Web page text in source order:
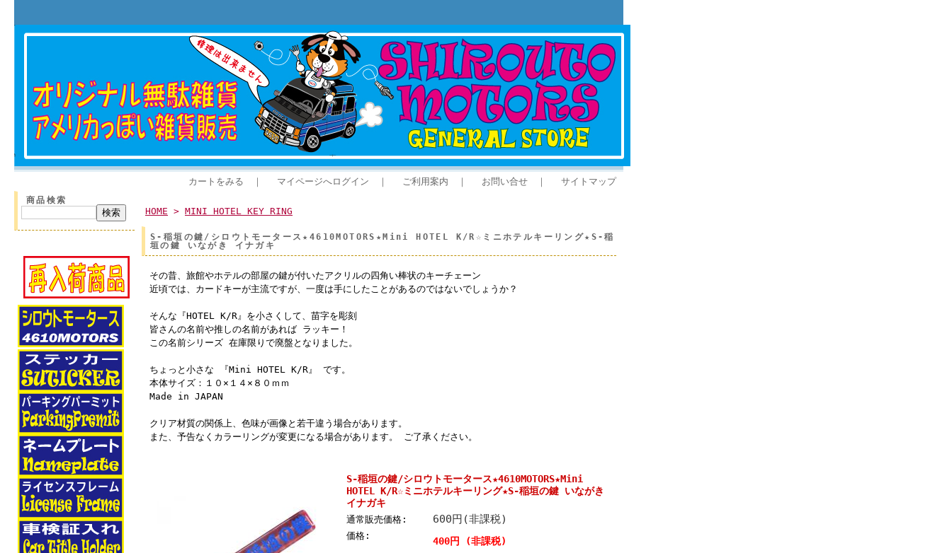
カートをみる ｜ マイページへログイン ｜ ご利用案内 ｜ お問い合せ ｜ サイトマップ
商品検索
HOME > MINI HOTEL KEY RING
S-稲垣の鍵/シロウトモータース★4610MOTORS★Mini HOTEL K/R☆ミニホテルキーリング★S-稲
垣の鍵 いながき イナガキ
その昔、旅館やホテルの部屋の鍵が付いたアクリルの四角い棒状のキーチェーン
近頃では、カードキーが主流ですが、一度は手にしたことがあるのではないでしょうか？
そんな『HOTEL K/R』を小さくして、苗字を彫刻
皆さんの名前や推しの名前があれば ラッキー！
この名前シリーズ 在庫限りで廃盤となりました。
ちょっと小さな 『Mini HOTEL K/R』 です。
本体サイズ：１０×１４×８０ｍｍ
Made in JAPAN
クリア材質の関係上、色味が画像と若干違う場合があります。
また、予告なくカラーリングが変更になる場合があります。 ご了承ください。
S-稲垣の鍵/シロウトモータース★4610MOTORS★Mini
HOTEL K/R☆ミニホテルキーリング★S-稲垣の鍵 いながき
イナガキ
通常販売価格: 600円(非課税)
価格:
400円 (非課税)